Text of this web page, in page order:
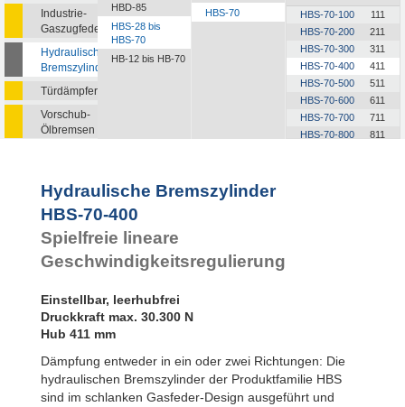
Industrie-
Gaszugfedern
Hydraulische
Bremszylinder
Türdämpfer
Vorschub-
Ölbremsen
HBD-85
HBS-28 bis
HBS-70
HB-12 bis HB-70
HBS-70
HBS-70-100
111
HBS-70-200
211
HBS-70-300
311
HBS-70-400
411
HBS-70-500
511
HBS-70-600
611
HBS-70-700
711
HBS-70-800
811
Hydraulische Bremszylinder
HBS-70-400
Spielfreie lineare
Geschwindigkeitsregulierung
Einstellbar, leerhubfrei
Druckkraft max. 30.300 N
Hub 411 mm
Dämpfung entweder in ein oder zwei Richtungen: Die
hydraulischen Bremszylinder der Produktfamilie HBS
sind im schlanken Gasfeder-Design ausgeführt und